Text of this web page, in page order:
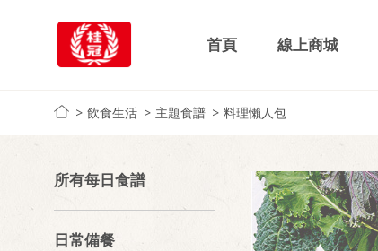
首頁 線上商城
飲食生活 主題食譜 料理懶人包
所有每日食譜
日常備餐